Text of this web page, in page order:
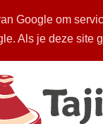
Google om
Als je deze site